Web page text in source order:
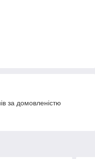
за домовленістю